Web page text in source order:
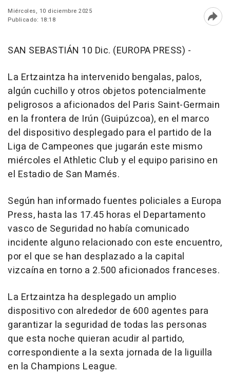
Miércoles, 10 diciembre 2025
Publicado: 18:18
SAN SEBASTIÁN 10 Dic. (EUROPA PRESS) -
La Ertzaintza ha intervenido bengalas, palos,
algún cuchillo y otros objetos potencialmente
peligrosos a aficionados del Paris Saint-Germain
en la frontera de Irún (Guipúzcoa), en el marco
del dispositivo desplegado para el partido de la
Liga de Campeones que jugarán este mismo
miércoles el Athletic Club y el equipo parisino en
el Estadio de San Mamés.
Según han informado fuentes policiales a Europa
Press, hasta las 17.45 horas el Departamento
vasco de Seguridad no había comunicado
incidente alguno relacionado con este encuentro,
por el que se han desplazado a la capital
vizcaína en torno a 2.500 aficionados franceses.
La Ertzaintza ha desplegado un amplio
dispositivo con alrededor de 600 agentes para
garantizar la seguridad de todas las personas
que esta noche quieran acudir al partido,
correspondiente a la sexta jornada de la liguilla
en la Champions League.